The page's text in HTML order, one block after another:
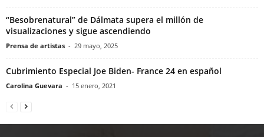
“Besobrenatural” de Dálmata supera el millón de
visualizaciones y sigue ascendiendo
Prensa de artistas - 29 mayo, 2025
Cubrimiento Especial Joe Biden- France 24 en español
Carolina Guevara - 15 enero, 2021